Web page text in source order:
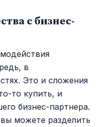
с бизнес-
в
Это и сложения
то купить, и
бизнес-партнера.
можете разделить